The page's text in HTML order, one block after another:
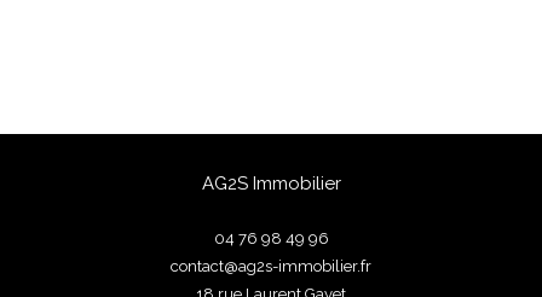
AG2S Immobilier
04 76 98 49 96
contact@ag2s-immobilier.fr